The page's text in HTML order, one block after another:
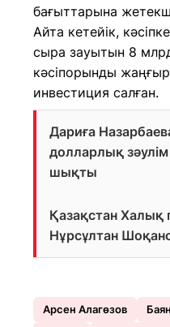
бағыттарына
Айта кетейік,
сыра зауытын 8
кәсіпорынды
инвестиция салған.
Дариға
долларлық
шықты
Қазақстан Халық
Нұрсұлтан
Арсен Алагөзов